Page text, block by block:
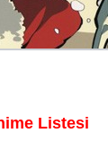
Listesi